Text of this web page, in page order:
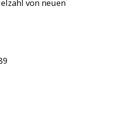
von neuen